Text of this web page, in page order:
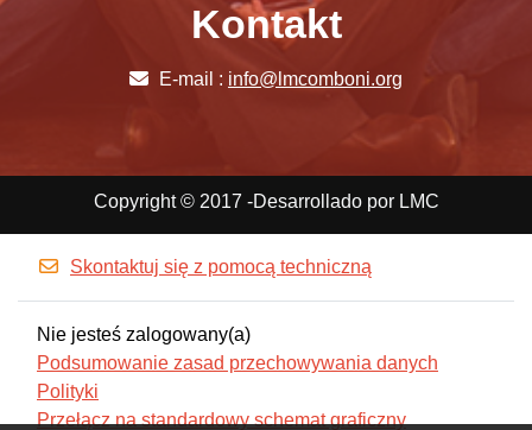
Kontakt
E-mail : info@lmcomboni.org
Copyright © 2017 -Desarrollado por LMC
Skontaktuj się z pomocą techniczną
Nie jesteś zalogowany(a)
Podsumowanie zasad przechowywania danych
Polityki
Przełącz na standardowy schemat graficzny